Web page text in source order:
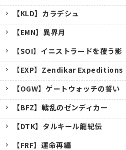
【KLD】カラデシュ
【EMN】異界月
【SOI】イニストラードを覆う影
【EXP】Zendikar Expeditions
【OGW】ゲートウォッチの誓い
【BFZ】戦乱のゼンディカー
【DTK】タルキール龍紀伝
【FRF】運命再編